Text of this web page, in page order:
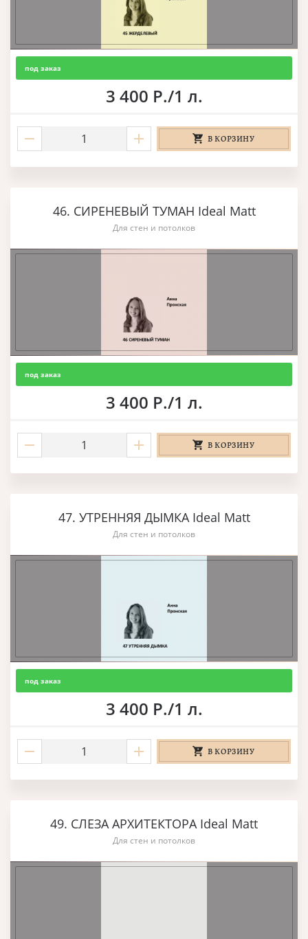
под заказ
3 400 Р./1 л.
В КОРЗИНУ
46. СИРЕНЕВЫЙ ТУМАН Ideal Matt
Для стен и потолков
под заказ
3 400 Р./1 л.
В КОРЗИНУ
47. УТРЕННЯЯ ДЫМКА Ideal Matt
Для стен и потолков
под заказ
3 400 Р./1 л.
В КОРЗИНУ
49. СЛЕЗА АРХИТЕКТОРА Ideal Matt
Для стен и потолков